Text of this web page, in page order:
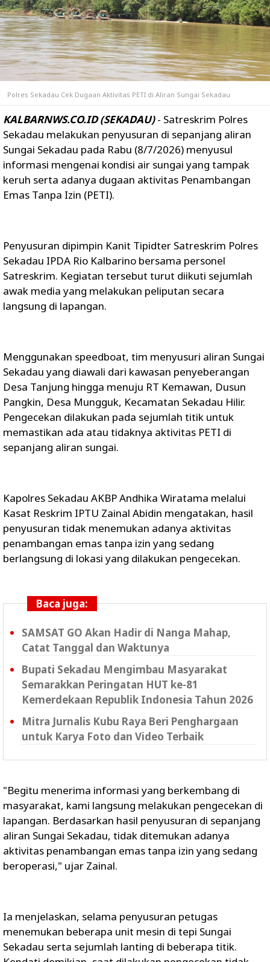
Polres Sekadau Cek Dugaan Aktivitas PETI di Aliran Sungai Sekadau
KALBARNWS.CO.ID (SEKADAU)- Satreskrim Polres
Sekadau melakukan penyusuran di sepanjang aliran
Sungai Sekadau pada Rabu (8/7/2026) menyusul
informasi mengenai kondisi air sungai yang tampak
keruh serta adanya dugaan aktivitas Penambangan
Emas Tanpa Izin (PETI).
Penyusuran dipimpin Kanit Tipidter Satreskrim Polres
Sekadau IPDA Rio Kalbarino bersama personel
Satreskrim. Kegiatan tersebut turut diikuti sejumlah
awak media yang melakukan peliputan secara
langsung di lapangan.
Menggunakan speedboat, tim menyusuri aliran Sungai
Sekadau yang diawali dari kawasan penyeberangan
Desa Tanjung hingga menuju RT Kemawan, Dusun
Pangkin, Desa Mungguk, Kecamatan Sekadau Hilir.
Pengecekan dilakukan pada sejumlah titik untuk
memastikan ada atau tidaknya aktivitas PETI di
sepanjang aliran sungai.
Kapolres Sekadau AKBP Andhika Wiratama melalui
Kasat Reskrim IPTU Zainal Abidin mengatakan, hasil
penyusuran tidak menemukan adanya aktivitas
penambangan emas tanpa izin yang sedang
berlangsung di lokasi yang dilakukan pengecekan.
Baca juga:
SAMSAT GO Akan Hadir di Nanga Mahap,
Catat Tanggal dan Waktunya
Bupati Sekadau Mengimbau Masyarakat
Semarakkan Peringatan HUT ke-81
Kemerdekaan Republik Indonesia Tahun 2026
Mitra Jurnalis Kubu Raya Beri Penghargaan
untuk Karya Foto dan Video Terbaik
"Begitu menerima informasi yang berkembang di
masyarakat, kami langsung melakukan pengecekan di
lapangan. Berdasarkan hasil penyusuran di sepanjang
aliran Sungai Sekadau, tidak ditemukan adanya
aktivitas penambangan emas tanpa izin yang sedang
beroperasi," ujar Zainal.
Ia menjelaskan, selama penyusuran petugas
menemukan beberapa unit mesin di tepi Sungai
Sekadau serta sejumlah lanting di beberapa titik.